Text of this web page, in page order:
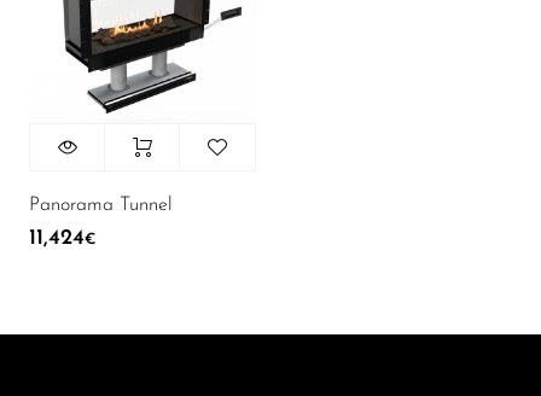
Panorama Tunnel
11,424€